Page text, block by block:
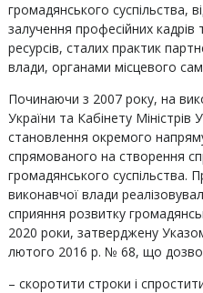
громадянського суспільства,
залучення професійних кадрів
ресурсів, сталих практик
влади, органами місцевого
Починаючи з 2007 року, на
України та Кабінету Міністрів
становлення окремого
спрямованого на створення
громадянського суспільства.
виконавчої влади
сприяння розвитку
2020 роки, затверджену
лютого 2016 р. № 68, що
– скоротити строки і